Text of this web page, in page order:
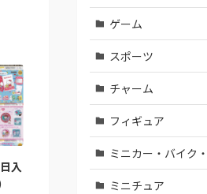
入
ゲーム
スポーツ
チャーム
フィギュア
ミニカー・バイク
ミニチュア